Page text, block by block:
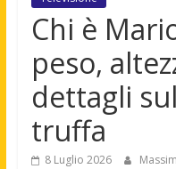
Chi è
peso,
dettagli
truffa
8 Luglio 2026